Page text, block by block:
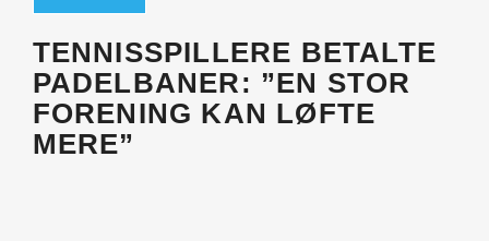
TENNISSPILLERE BETALTE
PADELBANER: ”EN STOR
FORENING KAN LØFTE
MERE”